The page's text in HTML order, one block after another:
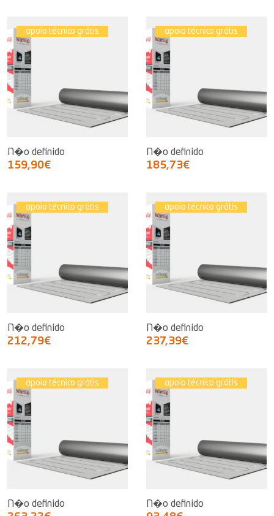
apoio técnico grátis
N�o definido
159,90€
apoio técnico grátis
N�o definido
185,73€
apoio técnico grátis
N�o definido
212,79€
apoio técnico grátis
N�o definido
237,39€
apoio técnico grátis
N�o definido
apoio técnico grátis
N�o definido